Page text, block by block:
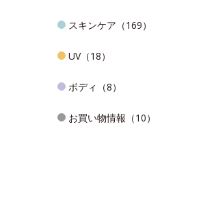
スキンケア（169）
UV（18）
ボディ（8）
お買い物情報（10）